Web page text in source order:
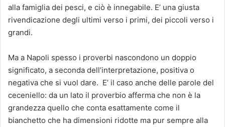
alla famiglia dei pesci, e ciò è innegabile. E’ una giusta
rivendicazione degli ultimi verso i primi, dei piccoli verso i
grandi.
Ma a Napoli spesso i proverbi nascondono un doppio
significato, a seconda dell’interpretazione, positiva o
negativa che si vuol dare. E’ il caso anche delle parole del
ceceniello: da un lato il proverbio afferma che non è la
grandezza quello che conta esattamente come il
bianchetto che ha dimensioni ridotte ma pur sempre alla